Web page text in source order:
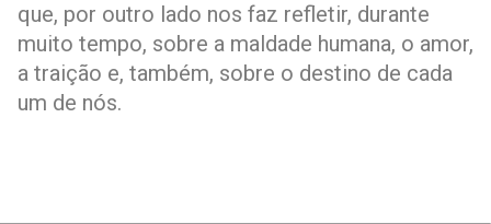
que, por outro lado nos faz refletir, durante
muito tempo, sobre a maldade humana, o amor,
a traição e, também, sobre o destino de cada
um de nós.